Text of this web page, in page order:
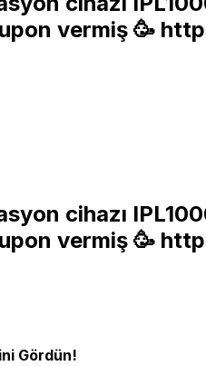
vermiş 🥳
cihazı
vermiş 🥳
Gördün!